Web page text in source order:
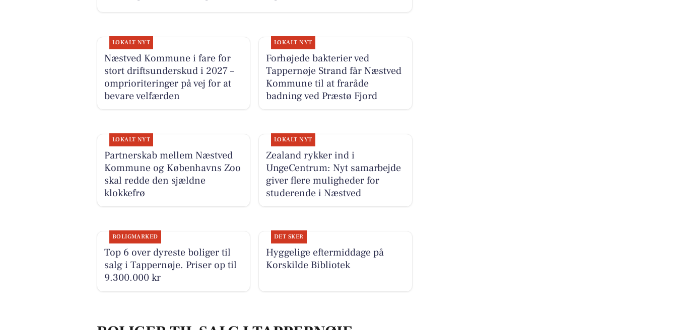
LOKALT NYT
Næstved Kommune i fare for
stort driftsunderskud i 2027 –
omprioriteringer på vej for at
bevare velfærden
LOKALT NYT
Forhøjede bakterier ved
Tappernøje Strand får Næstved
Kommune til at fraråde
badning ved Præstø Fjord
LOKALT NYT
Partnerskab mellem Næstved
Kommune og Københavns Zoo
skal redde den sjældne
klokkefrø
LOKALT NYT
Zealand rykker ind i
UngeCentrum: Nyt samarbejde
giver flere muligheder for
studerende i Næstved
BOLIGMARKED
Top 6 over dyreste boliger til
salg i Tappernøje. Priser op til
9.300.000 kr
DET SKER
Hyggelige eftermiddage på
Korskilde Bibliotek